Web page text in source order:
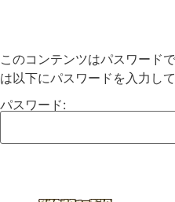
このコンテンツはパスワード
は以下にパスワードを入力して
パスワード: